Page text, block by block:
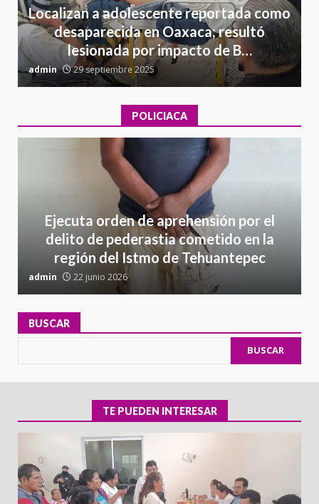
Localizan a adolescente reportada como
desaparecida en Oaxaca; resultó
lesionada por impacto de B…
admin 29 septiembre 2025
POLICIACA
Ejecuta orden de aprehensión por el
delito de pederastia cometido en la
región del Istmo de Tehuantepec
admin 22 junio 2026
BUSCAR
BUSCAR
TE PUEDEN INTERESAR